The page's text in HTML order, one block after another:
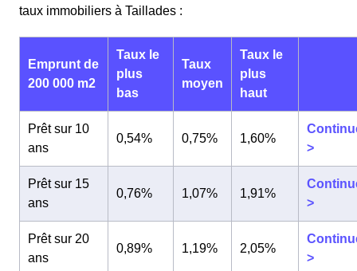
taux immobiliers à Taillades :
Emprunt de
200 000 m2
Taux le
plus
bas
Taux
moyen
Taux le
plus
haut
Prêt sur 10
ans
0,54% 0,75% 1,60%
>
Prêt sur 15
ans
0,76% 1,07% 1,91%
>
Prêt sur 20
ans
0,89% 1,19% 2,05%
>